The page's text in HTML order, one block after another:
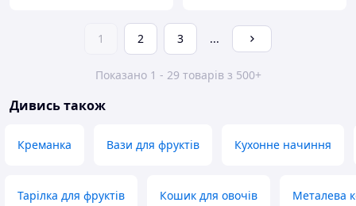
1 2 3 ...
Показано 1 - 29 товарів з 500+
Дивись також
Креманка Вази для фруктів Кухонне начиння
Тарілка для фруктів Кошик для овочів Металева